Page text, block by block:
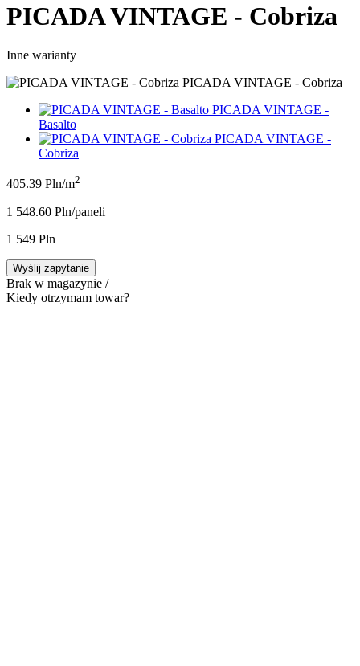
PICADA VINTAGE - Cobriza
Inne warianty
PICADA VINTAGE - Cobriza
PICADA VINTAGE -
Basalto
PICADA VINTAGE -
Cobriza
405.39 Pln/m2
1 548.60 Pln/paneli
1 549 Pln
Wyślij zapytanie
Brak w magazynie /
Kiedy otrzymam towar?